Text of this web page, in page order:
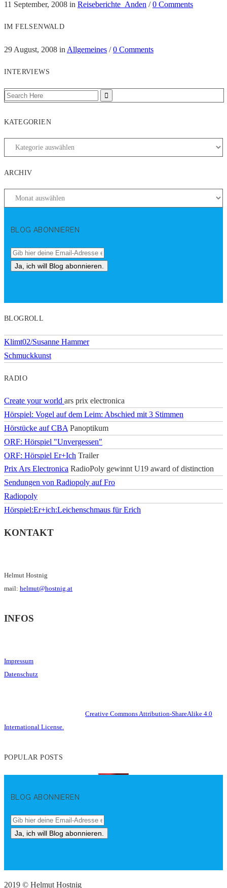
11 September, 2008 in Reiseberichte_Anden /0 Comments
IM FELSENWALD
29 August, 2008 in Allgemeines /0 Comments
INTERVIEWS
KATEGORIEN
ARCHIV
BLOG ABONNIEREN
BLOGROLL
Klimt02/Susanne Hammer
Schmuckkunst
RADIO
Create your world ars prix electronica
Hörspiel: Vogel auf dem Leim: Abschied mit 3 Stimmen
Hörstücke auf CBA Panoptikum
ORF: Hörspiel "Unvergessen"
ORF: Hörspiel Er+Ich Trailer
Prix Ars Electronica RadioPoly gewinnt U19 award of distinction
Sendungen von Radiopoly auf Fro
Radiopoly
Hörspiel:Er+ich:Leichenschmaus für Erich
KONTAKT
Helmut Hostnig
mail: helmut@hostnig.at
INFOS
Impressum
Datenschutz
Creative Commons Attribution-ShareAlike 4.0
International License.
POPULAR POSTS
BLOG ABONNIEREN
2019 © Helmut Hostnig